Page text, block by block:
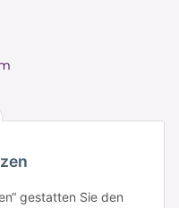
gestatten Sie den